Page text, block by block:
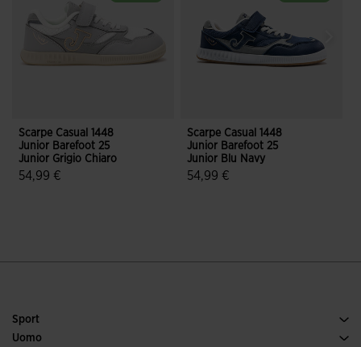
Scarpe Casual 1448
Junior Barefoot 25
Junior Grigio Chiaro
54,99 €
Scarpe Casual 1448
Junior Barefoot 25
Junior Blu Navy
54,99 €
Sport
Tennis
Uomo